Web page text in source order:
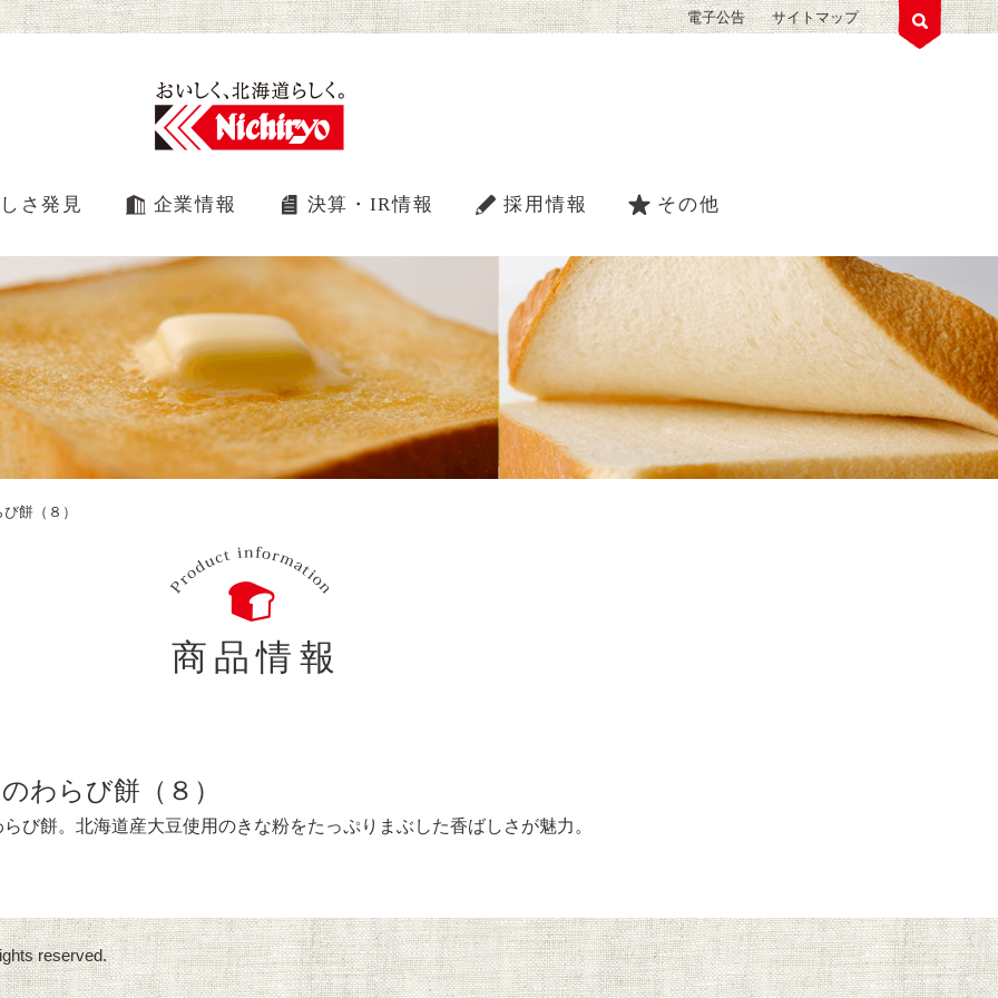
さ発見 企業情報 決算・IR情報 採用情報 その他
電子公告 サイトマップ
餅（８）
商品情報
わらび餅（８）
び餅。北海道産大豆使用のきな粉をたっぷりまぶした香ばしさが魅力。
reserved.